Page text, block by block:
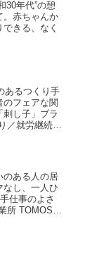
30年代”の憩
。赤ちゃんか
きる、なく
あるつくり手
のフェアな関
刺し子」ブラ
／就労継続支
のある人の居
なし、一人ひ
仕事のよさ
所 TOMOS